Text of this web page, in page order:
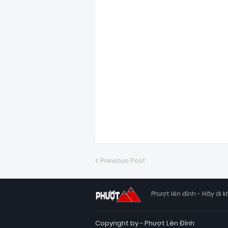
Previous Post
Phượt lên đỉnh - Hãy đi
Copyright by - Phượt Lên Đỉnh